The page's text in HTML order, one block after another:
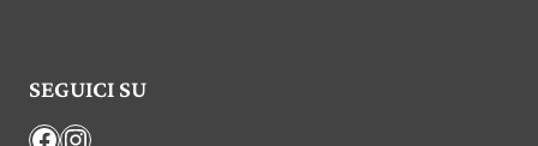
SEGUICI SU
Facebook
Instagram